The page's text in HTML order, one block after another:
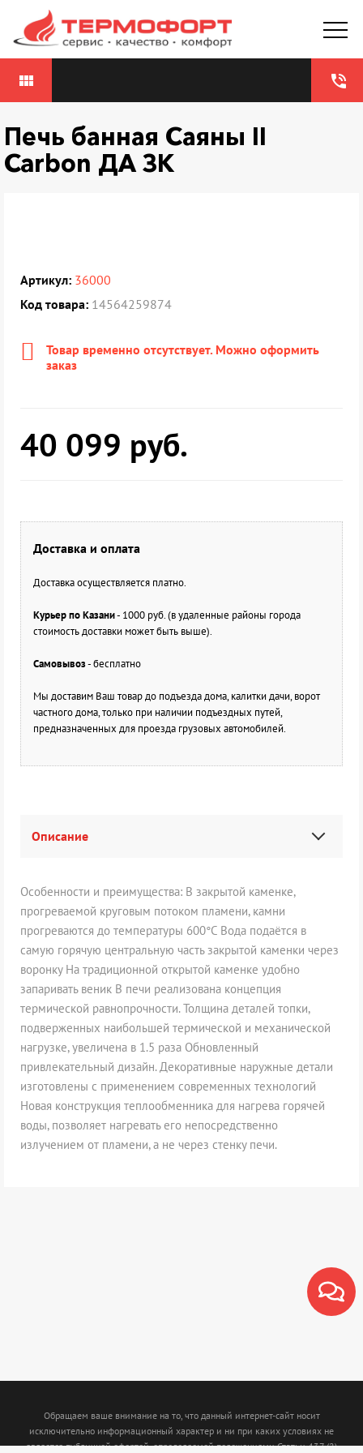
phone_in_talk
view_module
Печь банная Саяны II
Carbon ДА ЗК
Артикул: 36000
Код товара: 14564259874
Товар временно отсутствует. Можно оформить
заказ
40 099 руб.
Доставка и оплата
Доставка осуществляется платно.
Курьер по Казани- 1000 руб. (в удаленные районы города
стоимость доставки может быть выше).
Самовывоз- бесплатно
Мы доставим Ваш товар до подъезда дома, калитки дачи, ворот
частного дома, только при наличии подъездных путей,
предназначенных для проезда грузовых автомобилей.
Описание
Особенности и преимущества: В закрытой каменке,
прогреваемой круговым потоком пламени, камни
прогреваются до температуры 600°С Вода подаётся в
самую горячую центральную часть закрытой каменки через
воронку На традиционной открытой каменке удобно
запаривать веник В печи реализована концепция
термической равнопрочности. Толщина деталей топки,
подверженных наибольшей термической и механической
нагрузке, увеличена в 1.5 раза Обновленный
привлекательный дизайн. Декоративные наружные детали
изготовлены с применением современных технологий
Новая конструкция теплообменника для нагрева горячей
воды, позволяет нагревать его непосредственно
излучением от пламени, а не через стенку печи.
Обращаем ваше внимание на то, что данный интернет-сайт носит
исключительно информационный характер и ни при каких условиях не
является публичной офертой, определяемой положениями Статьи 437 (2)